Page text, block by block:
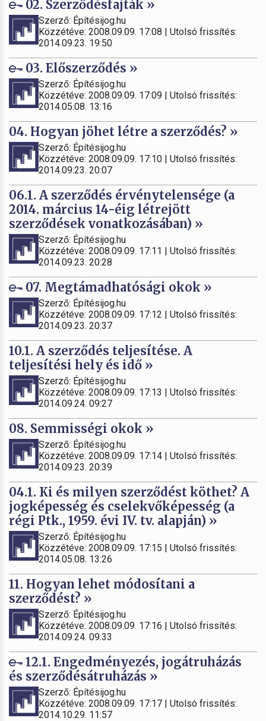
02. Szerződésfajták »
Szerző: Építésijog.hu
Közzétéve: 2008.09.09. 17:08 | Utolsó frissítés:
2014.09.23. 19:50
03. Előszerződés »
Szerző: Építésijog.hu
Közzétéve: 2008.09.09. 17:09 | Utolsó frissítés:
2014.05.08. 13:16
04. Hogyan jöhet létre a szerződés? »
Szerző: Építésijog.hu
Közzétéve: 2008.09.09. 17:10 | Utolsó frissítés:
2014.09.23. 20:07
06.1. A szerződés érvénytelensége (a
2014. március 14-éig létrejött
szerződések vonatkozásában) »
Szerző: Építésijog.hu
Közzétéve: 2008.09.09. 17:11 | Utolsó frissítés:
2014.09.23. 20:28
07. Megtámadhatósági okok »
Szerző: Építésijog.hu
Közzétéve: 2008.09.09. 17:12 | Utolsó frissítés:
2014.09.23. 20:37
10.1. A szerződés teljesítése. A
teljesítési hely és idő »
Szerző: Építésijog.hu
Közzétéve: 2008.09.09. 17:13 | Utolsó frissítés:
2014.09.24. 09:27
08. Semmisségi okok »
Szerző: Építésijog.hu
Közzétéve: 2008.09.09. 17:14 | Utolsó frissítés:
2014.09.23. 20:39
04.1. Ki és milyen szerződést köthet? A
jogképesség és cselekvőképesség (a
régi Ptk., 1959. évi IV. tv. alapján) »
Szerző: Építésijog.hu
Közzétéve: 2008.09.09. 17:15 | Utolsó frissítés:
2014.05.08. 13:26
11. Hogyan lehet módosítani a
szerződést? »
Szerző: Építésijog.hu
Közzétéve: 2008.09.09. 17:16 | Utolsó frissítés:
2014.09.24. 09:33
12.1. Engedményezés, jogátruházás
és szerződésátruházás »
Szerző: Építésijog.hu
Közzétéve: 2008.09.09. 17:17 | Utolsó frissítés:
2014.10.29. 11:57